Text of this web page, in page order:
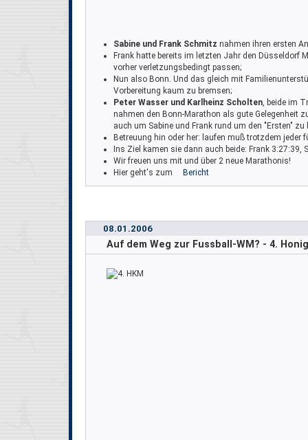
Sabine und Frank Schmitz nahmen ihren ersten
Frank hatte bereits im letzten Jahr den Düsseldorf
vorher verletzungsbedingt passen;
Nun also Bonn. Und das gleich mit
Vorbereitung kaum zu bremsen;
Peter Wasser und Karlheinz Scholten, beide im
nahmen den Bonn-Marathon als gute Gelegenheit
auch um Sabine und Frank rund um den "Ersten" zu
Betreuung hin oder her: laufen muß trotzdem jeder
Ins Ziel kamen sie dann auch beide: Frank 3:27:39,
Wir freuen uns mit und über 2 neue Marathonis!
Hier geht's zum
Bericht
08.01.2006
Auf dem Weg zur Fussball-WM? - 4.